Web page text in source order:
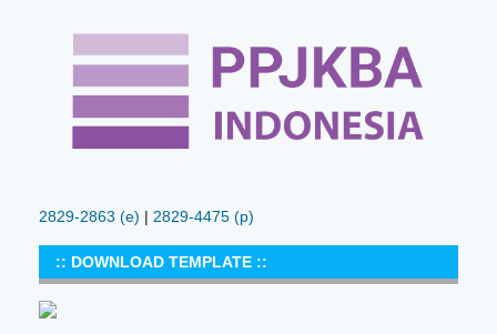
2829-2863 (e) | 2829-4475 (p)
:: DOWNLOAD TEMPLATE ::